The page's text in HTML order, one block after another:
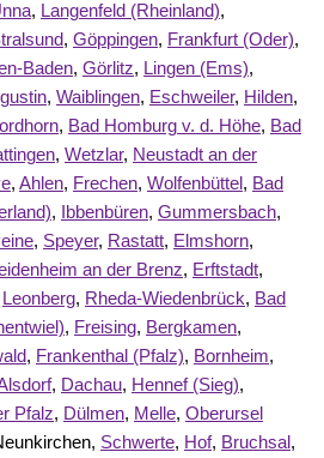
, Langenfeld (Rheinland),
, Göppingen, Frankfurt (Oder),
Baden, Görlitz, Lingen (Ems),
, Waiblingen, Eschweiler, Hilden,
, Bad Homburg v. d. Höhe, Bad
, Wetzlar, Neustadt an der
, Ahlen, Frechen, Wolfenbüttel , Bad
, Ibbenbüren, Gummersbach,
, Speyer, Rastatt, Elmshorn,
an der Brenz, Erftstadt,
Leonberg, Rheda-Wiedenbrück, Bad
, Freising, Bergkamen,
, Frankenthal (Pfalz), Bornheim,
, Dachau, Hennef (Sieg),
Pfalz, Dülmen, Melle, Oberursel
Schwerte, Hof, Bruchsal,